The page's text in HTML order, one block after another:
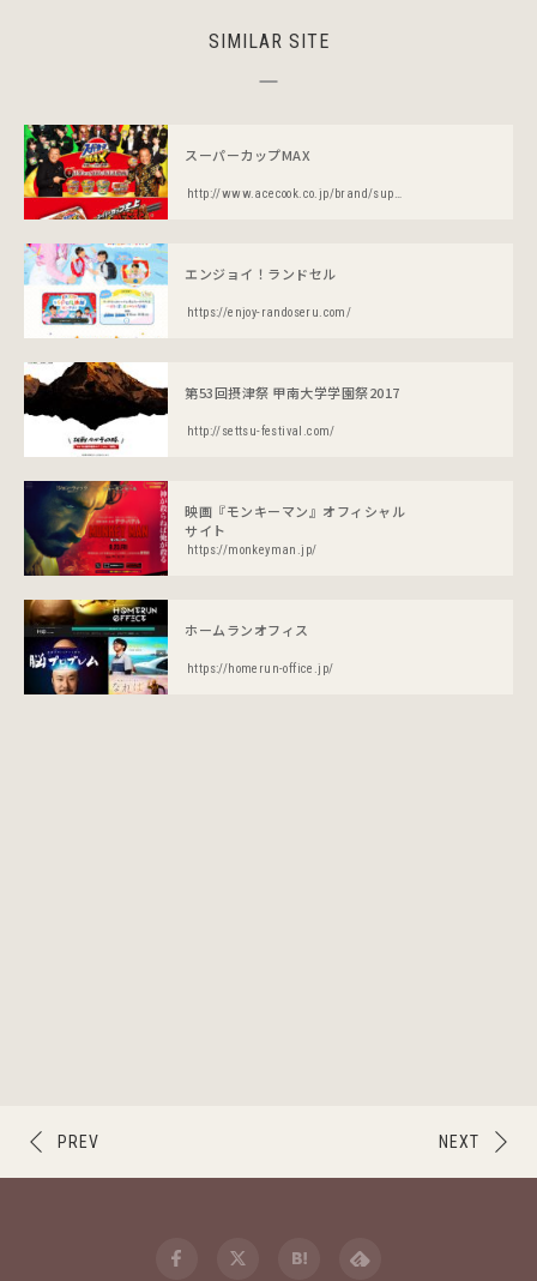
SIMILAR SITE
スーパーカップMAX
http://www.acecook.co.jp/brand/super/index.html
エンジョイ！ランドセル
https://enjoy-randoseru.com/
第53回摂津祭 甲南大学学園祭2017
http://settsu-festival.com/
映画『モンキーマン』オフィシャル
サイト
https://monkeyman.jp/
ホームランオフィス
https://homerun-office.jp/
NEXT
PREV